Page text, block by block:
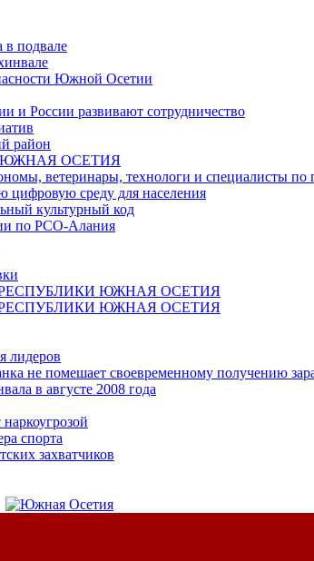
в подвале
Южной Осетии
и России развивают сотрудничество
район
ЮЖНАЯ ОСЕТИЯ
ветеринары, технологи и специалисты по
среду для населения
культурный код
по РСО-Алания
ЮЖНАЯ ОСЕТИЯ
ЮЖНАЯ ОСЕТИЯ
лидеров
не помешает своевременному получению
в августе 2008 года
спорта
захватчиков